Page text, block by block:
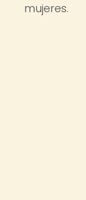
mujeres.